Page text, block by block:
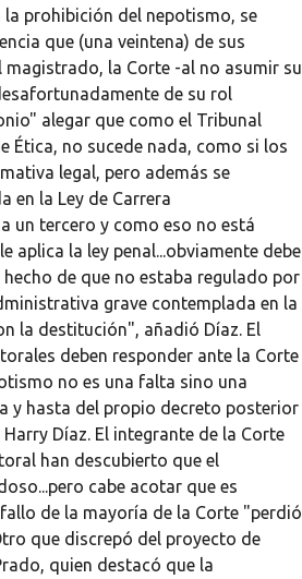
prohibición del nepotismo, se
que (una veintena) de sus
la Corte -al no asumir su
de su rol
alegar que como el Tribunal
Ética, no sucede nada, como si los
legal, pero además se
en la Ley de Carrera
un tercero y como eso no está
aplica la ley penal...obviamente debe
de que no estaba regulado por
grave contemplada en la
la destitución", añadió Díaz. El
deben responder ante la Corte
no es una falta sino una
y hasta del propio decreto posterior
Díaz. El integrante de la Corte
han descubierto que el
cabe acotar que es
de la mayoría de la Corte "perdió
que discrepó del proyecto de
quien destacó que la